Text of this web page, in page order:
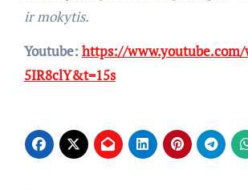
ir mokytis.
Youtube: https://www.youtube.com/
5IR8clY&t=15s